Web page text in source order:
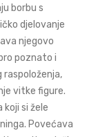
borbu s
djelovanje
njegovo
poznato i
raspoloženja,
vitke figure.
si žele
Povećava